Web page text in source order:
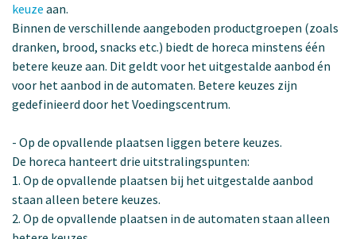
keuze aan.
Binnen de verschillende aangeboden productgroepen (zoals
dranken, brood, snacks etc.) biedt de horeca minstens één
betere keuze aan. Dit geldt voor het uitgestalde aanbod én
voor het aanbod in de automaten. Betere keuzes zijn
gedefinieerd door het Voedingscentrum.
- Op de opvallende plaatsen liggen betere keuzes.
De horeca hanteert drie uitstralingspunten:
1. Op de opvallende plaatsen bij het uitgestalde aanbod
staan alleen betere keuzes.
2. Op de opvallende plaatsen in de automaten staan alleen